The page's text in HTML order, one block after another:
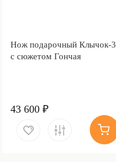
Нож подарочный Клычок-3
с сюжетом Гончая
43 600 ₽